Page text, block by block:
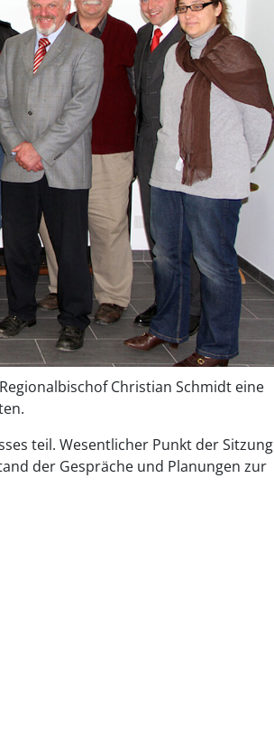
Christian Schmidt eine
teil. Wesentlicher Punkt der Sitzung
der Gespräche und Planungen zur